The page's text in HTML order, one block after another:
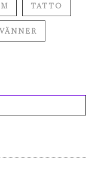
TATTO
VÄNNER